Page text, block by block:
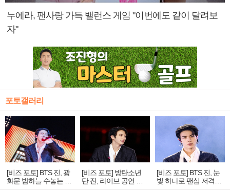
누에라, 팬사랑 가득 밸런스 게임 "이번에도 같이 달려보
자"
포토갤러리
[비즈 포토] BTS 진, 광
화문 밤하늘 수놓는 '비
[비즈 포토] 방탄소년
단 진, 라이브 공연 중
[비즈 포토] BTS 진, 눈
빛 하나로 팬심 저격…